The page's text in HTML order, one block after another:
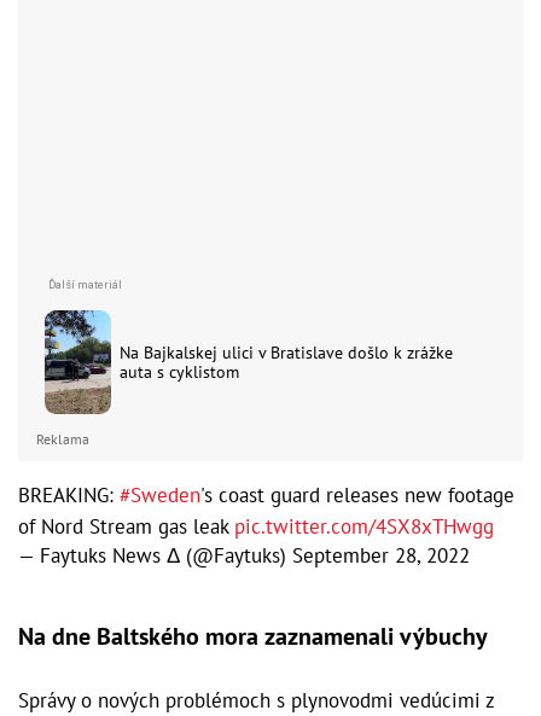
Na Bajkalskej ulici v Bratislave došlo k zrážke
auta s cyklistom
Reklama
BREAKING: #Sweden's coast guard releases new footage
of Nord Stream gas leak pic.twitter.com/4SX8xTHwgg
— Faytuks News Δ (@Faytuks) September 28, 2022
Na dne Baltského mora zaznamenali výbuchy
Správy o nových problémoch s plynovodmi vedúcimi z